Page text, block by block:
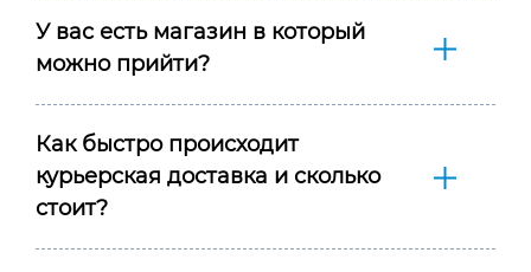
У вас есть магазин в который
можно прийти?
Как быстро происходит
курьерская доставка и сколько
стоит?